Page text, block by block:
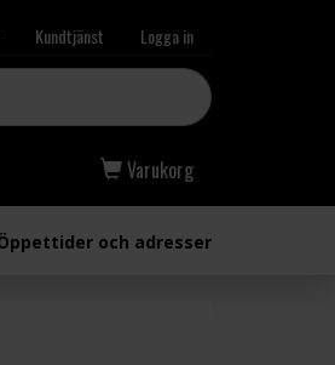
Kundtjänst Logga in
Varukorg
och adresser